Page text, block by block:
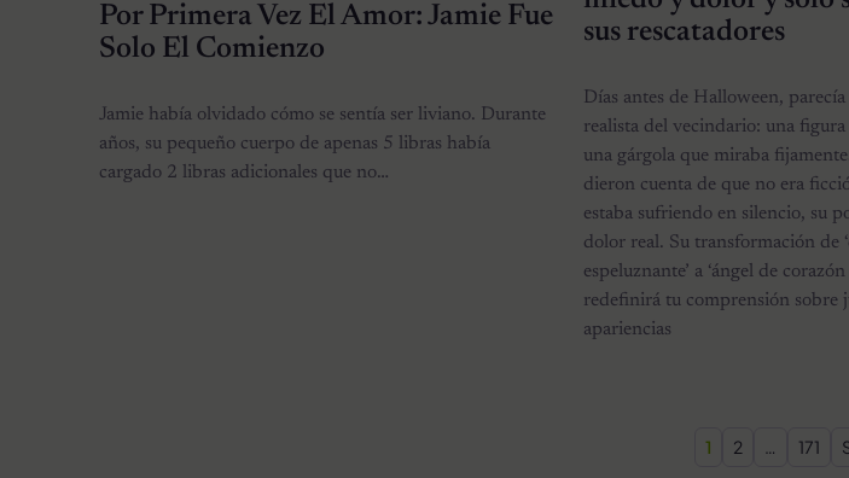
Por Primera Vez El Amor: Jamie Fue
Solo El Comienzo
Jamie había olvidado cómo se sentía ser liviano. Durante
años, su pequeño cuerpo de apenas 5 libras había
cargado 2 libras adicionales que no…
sus rescatadores
Días antes de Halloween,
realista del vecindario: una
una gárgola que miraba
dieron cuenta de que no era
estaba sufriendo en silencio, su
dolor real. Su transformación de
espeluznante’ a ‘ángel de
redefinirá tu comprensión sobre
apariencias
1 2 … 171